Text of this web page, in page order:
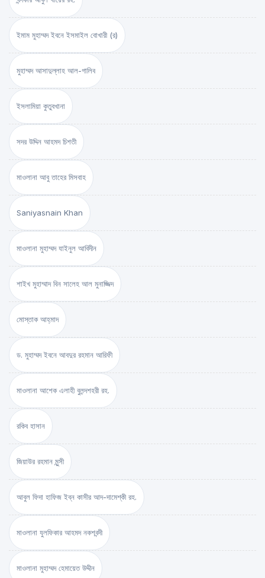
ইমাম মুহাম্মদ ইবনে ইসমাইল বোখারী (র)
মুহাম্মদ আসাদুল্লাহ আল-গালিব
ইসলামিয়া কুতুবখানা
সদর উদ্দিন আহমদ চিশতী
মাওলানা আবু তাহের মিসবাহ
Saniyasnain Khan
মাওলানা মুহাম্মদ যাইনুল আবিদীন
শাইখ মুহাম্মাদ বিন সালেহ আল মুনাজ্জিদ
মোস্তাক আহ্‌মাদ
ড. মুহাম্মদ ইবনে আবদুর রহমান আরিফী
মাওলানা আশেক এলাহী বুলন্দশহরী রহ.
রকিব হাসান
জিয়াউর রহমান মুন্সী
আবুল ফিদা হাফিজ ইব্‌ন কাসীর আদ-দামেশ্‌কী রহ.
মাওলানা যুলফিকার আহমদ নকশবন্দী
মাওলানা মুহাম্মদ হেমায়েত উদ্দীন